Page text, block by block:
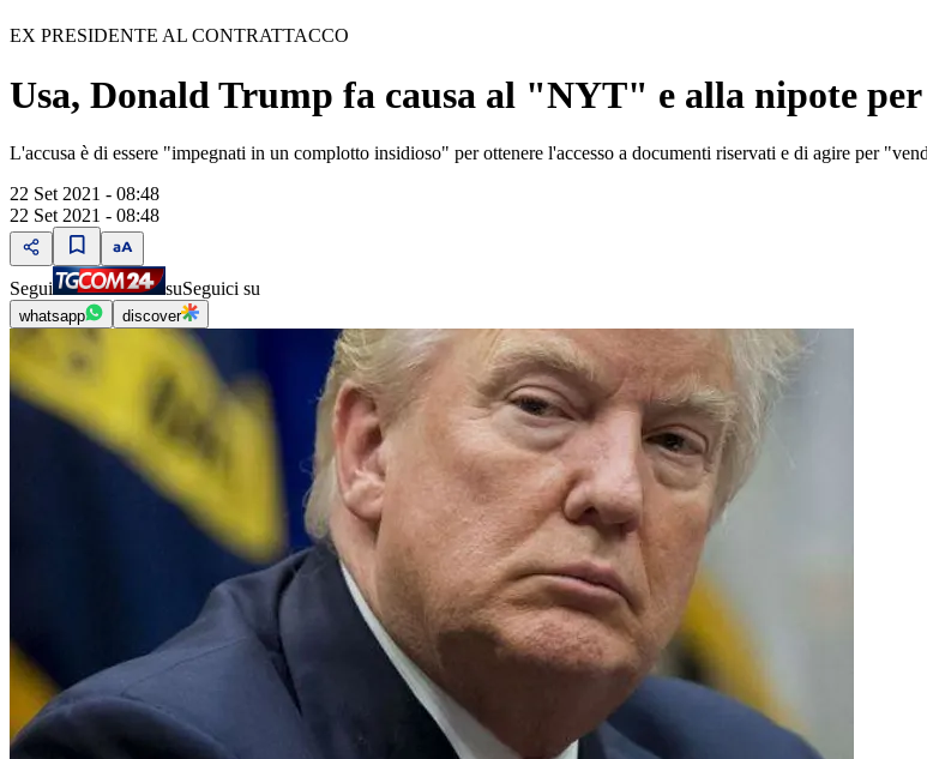
EX PRESIDENTE AL CONTRATTACCO
Usa, Donald Trump fa causa al "NYT" e alla nipote per
L'accusa è di essere "impegnati in un complotto insidioso" per ottenere l'accesso a documenti riservati e di agire per
22 Set 2021 - 08:48
22 Set 2021 - 08:48
Segui suSeguici su
whatsapp discover